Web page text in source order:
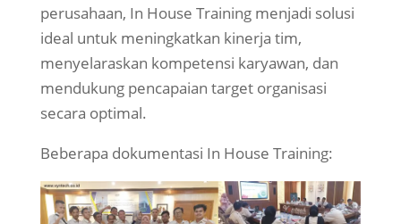
perusahaan, In House Training menjadi solusi
ideal untuk meningkatkan kinerja tim,
menyelaraskan kompetensi karyawan, dan
mendukung pencapaian target organisasi
secara optimal.
Beberapa dokumentasi In House Training: